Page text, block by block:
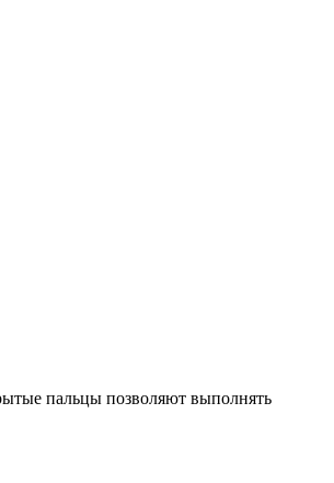
пальцы позволяют выполнять